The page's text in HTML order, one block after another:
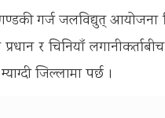
गर्ज जलविद्युत् आयोजना
प्रधान र चिनियाँ
जिल्लामा पर्छ ।